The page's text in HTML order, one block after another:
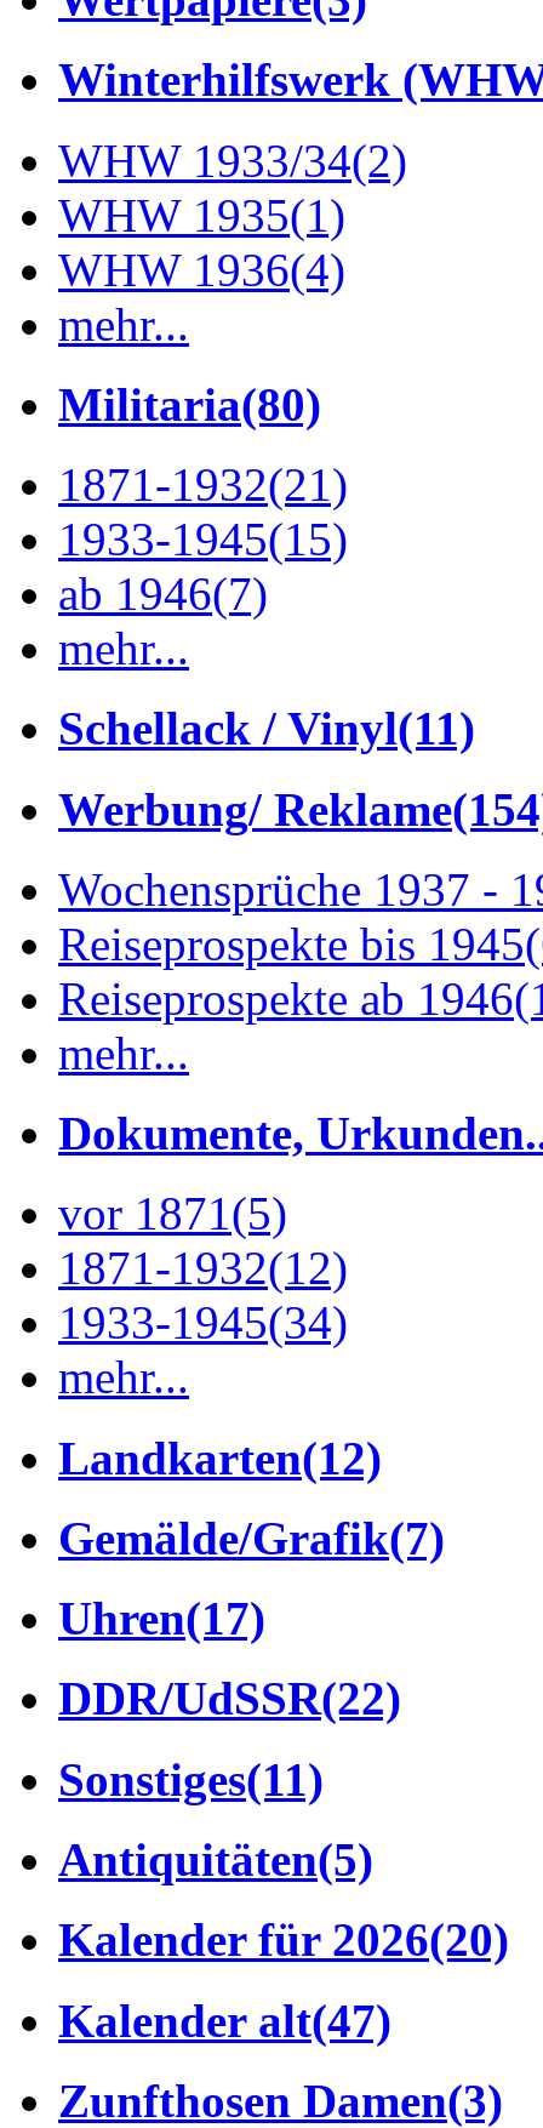
Winterhilfswerk
WHW 1933/34(2)
WHW 1935(1)
WHW 1936(4)
mehr...
Militaria(80)
1871-1932(21)
1933-1945(15)
ab 1946(7)
mehr...
Schellack / Vinyl(11)
Werbung/ Reklame
Wochensprüche 1937 -
Reiseprospekte bis 1945
Reiseprospekte ab 1946
mehr...
Dokumente,
vor 1871(5)
1871-1932(12)
1933-1945(34)
mehr...
Landkarten(12)
Gemälde/Grafik(7)
Uhren(17)
DDR/UdSSR(22)
Sonstiges(11)
Antiquitäten(5)
Kalender für 2026(20)
Kalender alt(47)
Zunfthosen Damen(3)